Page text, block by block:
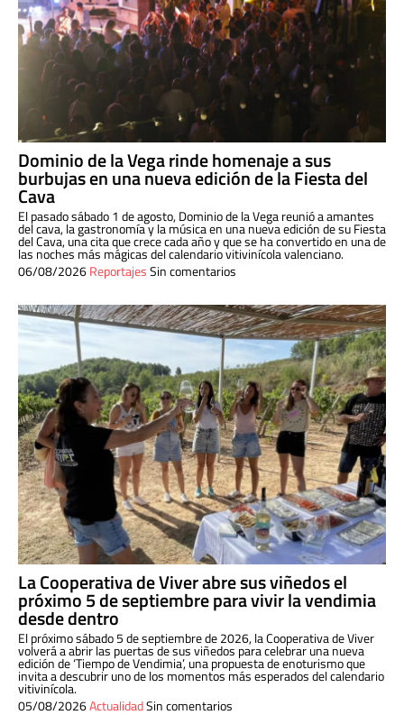
Dominio de la Vega rinde homenaje a sus
burbujas en una nueva edición de la Fiesta del
Cava
El pasado sábado 1 de agosto, Dominio de la Vega reunió a amantes
del cava, la gastronomía y la música en una nueva edición de su Fiesta
del Cava, una cita que crece cada año y que se ha convertido en una de
las noches más mágicas del calendario vitivinícola valenciano.
06/08/2026ReportajesSin comentarios
La Cooperativa de Viver abre sus viñedos el
próximo 5 de septiembre para vivir la vendimia
desde dentro
El próximo sábado 5 de septiembre de 2026, la Cooperativa de Viver
volverá a abrir las puertas de sus viñedos para celebrar una nueva
edición de ‘Tiempo de Vendimia’, una propuesta de enoturismo que
invita a descubrir uno de los momentos más esperados del calendario
vitivinícola.
05/08/2026ActualidadSin comentarios